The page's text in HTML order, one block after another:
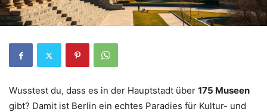
Wusstest du, dass es in der Hauptstadt über 175 Museen
gibt? Damit ist Berlin ein echtes Paradies für Kultur- und